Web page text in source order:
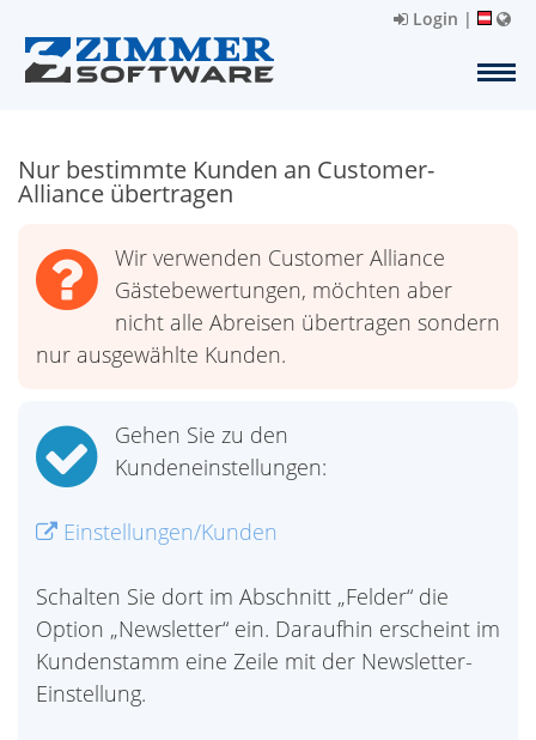
Login |
Nur bestimmte Kunden an Customer-
Alliance übertragen
Wir verwenden Customer Alliance
Gästebewertungen, möchten aber
nicht alle Abreisen übertragen sondern
nur ausgewählte Kunden.
Gehen Sie zu den
Kundeneinstellungen:
Einstellungen/Kunden
Schalten Sie dort im Abschnitt „Felder“ die
Option „Newsletter“ ein. Daraufhin erscheint im
Kundenstamm eine Zeile mit der Newsletter-
Einstellung.